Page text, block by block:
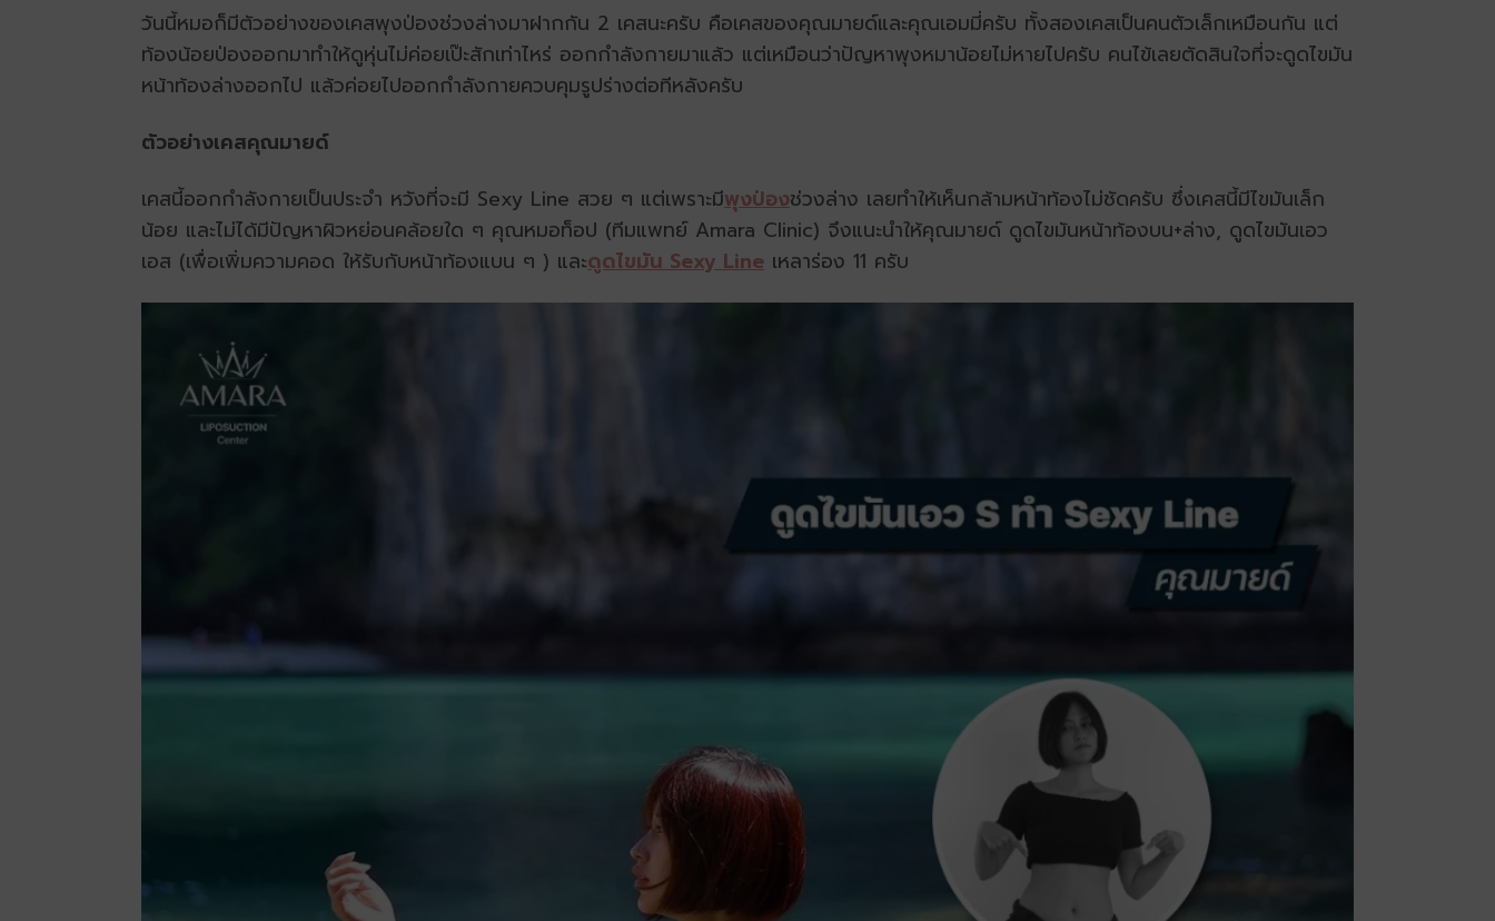
วันนี้หมอก็มีตัวอย่างของเคสพุงป่องช่วงล่างมาฝากกัน 2 เคสนะครับ คือเคสของคุณมายด์และคุณเอมมี่ครับ ทั้งสองเคสเป็นคนตัวเล็กเหมือนกัน แต่
ท้องน้อยป่องออกมาทำให้ดูหุ่นไม่ค่อยเป๊ะสักเท่าไหร่ ออกกำลังกายมาแล้ว แต่เหมือนว่าปัญหาพุงหมาน้อยไม่หายไปครับ คนไข้เลยตัดสินใจที่จะดูดไขมัน
หน้าท้องล่างออกไป แล้วค่อยไปออกกำลังกายควบคุมรูปร่างต่อทีหลังครับ
ตัวอย่างเคสคุณมายด์
เคสนี้ออกกำลังกายเป็นประจำ หวังที่จะมี Sexy Line สวย ๆ แต่เพราะมีพุงป่องช่วงล่าง เลยทำให้เห็นกล้ามหน้าท้องไม่ชัดครับ ซึ่งเคสนี้มีไขมันเล็ก
น้อย และไม่ได้มีปัญหาผิวหย่อนคล้อยใด ๆ คุณหมอท็อป (ทีมแพทย์ Amara Clinic) จึงแนะนำให้คุณมายด์ ดูดไขมันหน้าท้องบน+ล่าง, ดูดไขมันเอว
เอส (เพื่อเพิ่มความคอด ให้รับกับหน้าท้องแบน ๆ ) และดูดไขมัน Sexy Line เหลาร่อง 11 ครับ